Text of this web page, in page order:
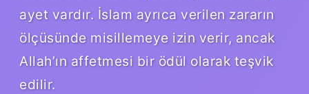
ayet vardır. İslam ayrıca verilen zararın
ölçüsünde misillemeye izin verir, ancak
Allah’ın affetmesi bir ödül olarak teşvik
edilir.